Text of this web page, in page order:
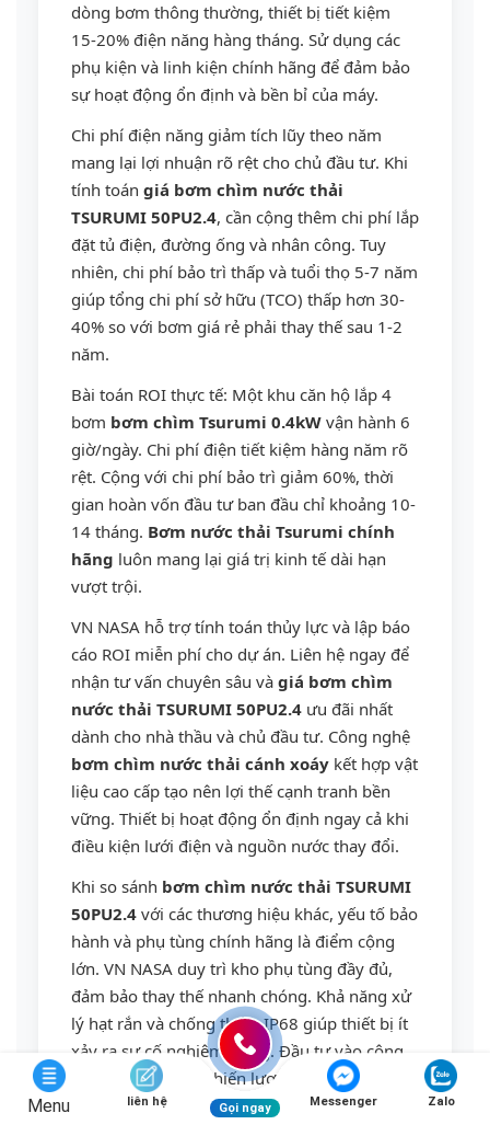
dòng bơm thông thường, thiết bị tiết kiệm
15-20% điện năng hàng tháng. Sử dụng các
phụ kiện và linh kiện chính hãng để đảm bảo
sự hoạt động ổn định và bền bỉ của máy.
Chi phí điện năng giảm tích lũy theo năm
mang lại lợi nhuận rõ rệt cho chủ đầu tư. Khi
tính toán giá bơm chìm nước thải
TSURUMI 50PU2.4, cần cộng thêm chi phí lắp
đặt tủ điện, đường ống và nhân công. Tuy
nhiên, chi phí bảo trì thấp và tuổi thọ 5-7 năm
giúp tổng chi phí sở hữu (TCO) thấp hơn 30-
40% so với bơm giá rẻ phải thay thế sau 1-2
năm.
Bài toán ROI thực tế: Một khu căn hộ lắp 4
bơm bơm chìm Tsurumi 0.4kW vận hành 6
giờ/ngày. Chi phí điện tiết kiệm hàng năm rõ
rệt. Cộng với chi phí bảo trì giảm 60%, thời
gian hoàn vốn đầu tư ban đầu chỉ khoảng 10-
14 tháng. Bơm nước thải Tsurumi chính
hãng luôn mang lại giá trị kinh tế dài hạn
vượt trội.
VN NASA hỗ trợ tính toán thủy lực và lập báo
cáo ROI miễn phí cho dự án. Liên hệ ngay để
nhận tư vấn chuyên sâu và giá bơm chìm
nước thải TSURUMI 50PU2.4 ưu đãi nhất
dành cho nhà thầu và chủ đầu tư. Công nghệ
bơm chìm nước thải cánh xoáy kết hợp vật
liệu cao cấp tạo nên lợi thế cạnh tranh bền
vững. Thiết bị hoạt động ổn định ngay cả khi
điều kiện lưới điện và nguồn nước thay đổi.
Khi so sánh bơm chìm nước thải TSURUMI
50PU2.4 với các thương hiệu khác, yếu tố bảo
hành và phụ tùng chính hãng là điểm cộng
lớn. VN NASA duy trì kho phụ tùng đầy đủ,
đảm bảo thay thế nhanh chóng. Khả năng xử
lý hạt rắn và chống thấm IP68 giúp thiết bị ít
xảy ra sự cố nghiêm trọng. Đầu tư vào công
nghệ Nhật Bản là chiến lược thông minh cho
mọi nhà thầu.
Menu liên hệ Gọi ngay Messenger Zalo